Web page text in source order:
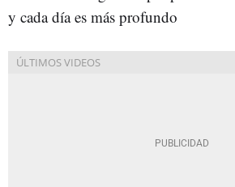
y cada día es más profundo